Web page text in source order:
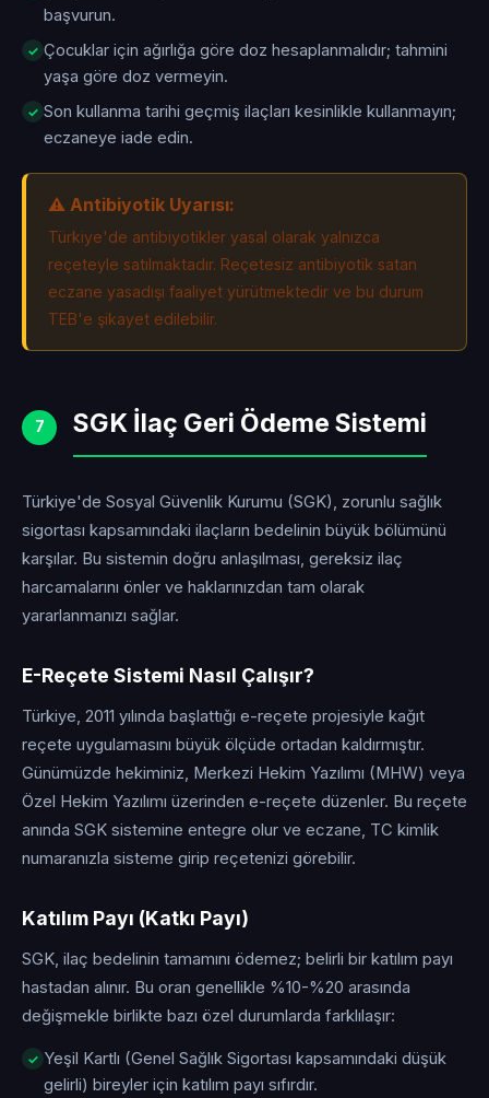
başvurun.
Çocuklar için ağırlığa göre doz hesaplanmalıdır; tahmini
yaşa göre doz vermeyin.
Son kullanma tarihi geçmiş ilaçları kesinlikle kullanmayın;
eczaneye iade edin.
⚠️ Antibiyotik Uyarısı:
Türkiye'de antibiyotikler yasal olarak yalnızca
reçeteyle satılmaktadır. Reçetesiz antibiyotik satan
eczane yasadışı faaliyet yürütmektedir ve bu durum
TEB'e şikayet edilebilir.
7 SGK İlaç Geri Ödeme Sistemi
Türkiye'de Sosyal Güvenlik Kurumu (SGK), zorunlu sağlık
sigortası kapsamındaki ilaçların bedelinin büyük bölümünü
karşılar. Bu sistemin doğru anlaşılması, gereksiz ilaç
harcamalarını önler ve haklarınızdan tam olarak
yararlanmanızı sağlar.
E-Reçete Sistemi Nasıl Çalışır?
Türkiye, 2011 yılında başlattığı e-reçete projesiyle kağıt
reçete uygulamasını büyük ölçüde ortadan kaldırmıştır.
Günümüzde hekiminiz, Merkezi Hekim Yazılımı (MHW) veya
Özel Hekim Yazılımı üzerinden e-reçete düzenler. Bu reçete
anında SGK sistemine entegre olur ve eczane, TC kimlik
numaranızla sisteme girip reçetenizi görebilir.
Katılım Payı (Katkı Payı)
SGK, ilaç bedelinin tamamını ödemez; belirli bir katılım payı
hastadan alınır. Bu oran genellikle %10-%20 arasında
değişmekle birlikte bazı özel durumlarda farklılaşır:
Yeşil Kartlı (Genel Sağlık Sigortası kapsamındaki düşük
gelirli) bireyler için katılım payı sıfırdır.